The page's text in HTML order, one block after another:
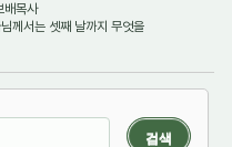
배목사
서는 셋째 날까지 무엇을
...
검색